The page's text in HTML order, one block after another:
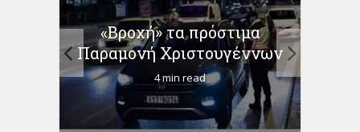
«Βροχή» τα πρόστιμα
Παραμονή Χριστουγέννων
4 min read